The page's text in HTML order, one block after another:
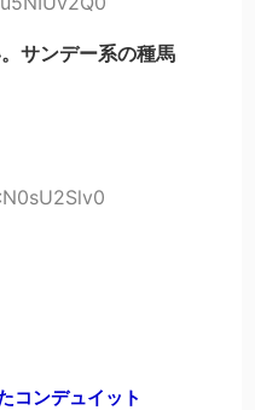
サンデー系の種馬
コンデュイット